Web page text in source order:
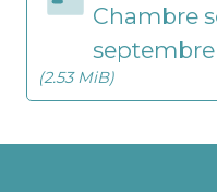
Chambre
septembre
(2.53 MiB)